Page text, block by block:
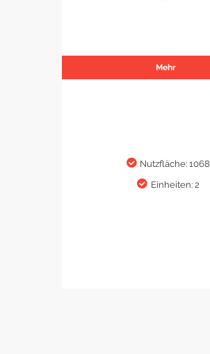
Mehr
Nutzfläche: 1068
Einheiten: 2